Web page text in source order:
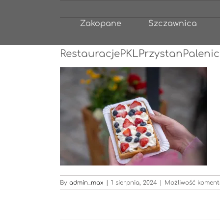
Zakopane Szczawnica
By admin_max | 1 sierpnia, 2024 | Możliwość